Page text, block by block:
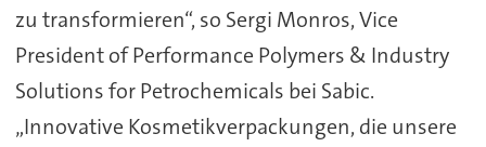
zu transformieren“, so Sergi Monros, Vice
President of Performance Polymers & Industry
Solutions for Petrochemicals bei Sabic.
„Innovative Kosmetikverpackungen, die unsere